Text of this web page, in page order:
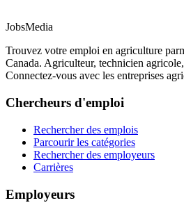
JobsMedia
Trouvez votre emploi en agriculture
Canada. Agriculteur, technicien
Connectez-vous avec les entreprises
Chercheurs d'emploi
Rechercher des emplois
Parcourir les catégories
Rechercher des employeurs
Carrières
Employeurs